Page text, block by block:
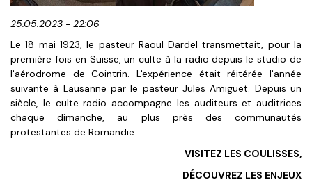
25.05.2023 - 22:06
Le 18 mai 1923, le pasteur Raoul Dardel transmettait, pour la
première fois en Suisse, un culte à la radio depuis le studio de
l'aérodrome de Cointrin. L'expérience était réitérée l'année
suivante à Lausanne par le pasteur Jules Amiguet. Depuis un
siècle, le culte radio accompagne les auditeurs et auditrices
chaque dimanche, au plus près des communautés
protestantes de Romandie.
VISITEZ LES COULISSES,
DÉCOUVREZ LES ENJEUX